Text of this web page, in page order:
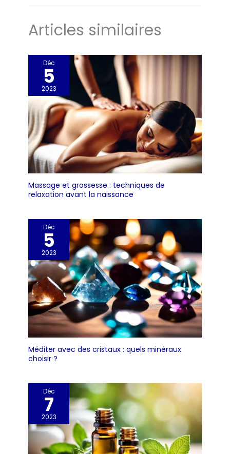
Articles similaires
Déc
5
2023
Massage et grossesse : techniques de
relaxation avant la naissance
Déc
5
2023
Méditer avec des cristaux : quels minéraux
choisir ?
Déc
7
2023